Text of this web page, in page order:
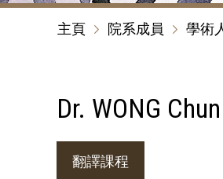
主頁 院系成員 學術
Dr. WONG
翻譯課程